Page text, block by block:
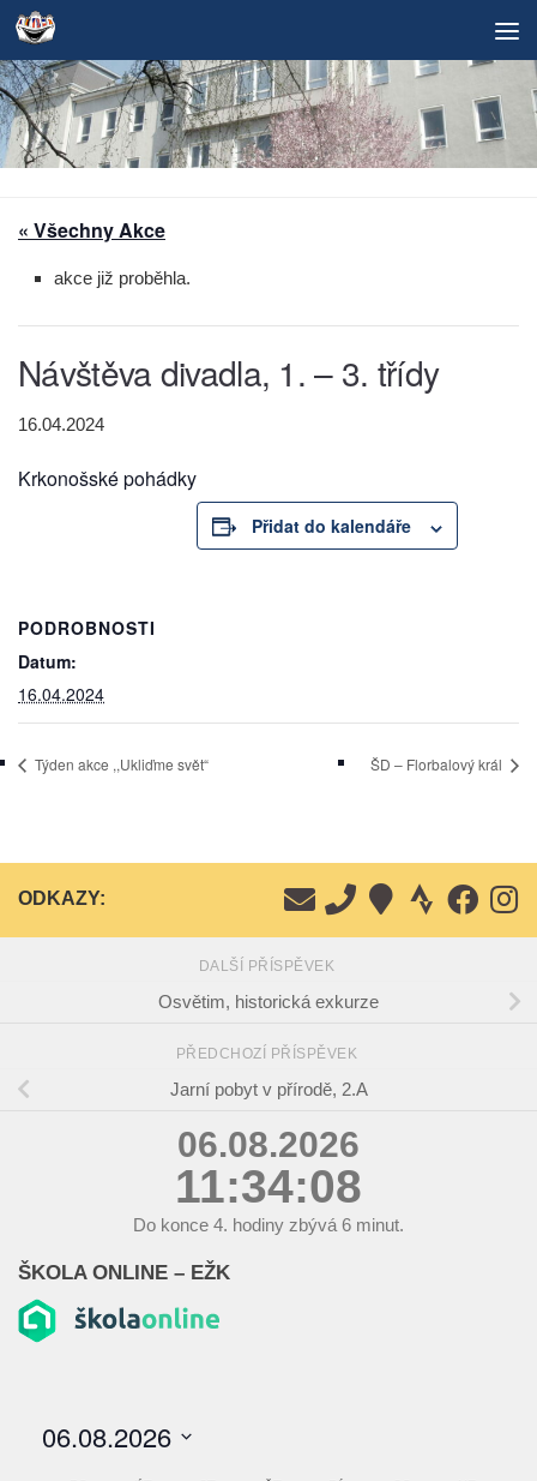
Skip to content
« Všechny Akce
akce již proběhla.
Návštěva divadla, 1. – 3. třídy
16.04.2024
Krkonošské pohádky
Přidat do kalendáře
PODROBNOSTI
Datum:
16.04.2024
Týden akce ,,Ukliďme svět“ ŠD – Florbalový král
ODKAZY:
DALŠÍ PŘÍSPĚVEK
Osvětim, historická exkurze
PŘEDCHOZÍ PŘÍSPĚVEK
Jarní pobyt v přírodě, 2.A
06.08.2026
11:34:08
Do konce 4. hodiny zbývá 6 minut.
ŠKOLA ONLINE – EŽK